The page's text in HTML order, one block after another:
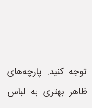
کنید. پارچه‌های
ظاهر بهتری به لباس